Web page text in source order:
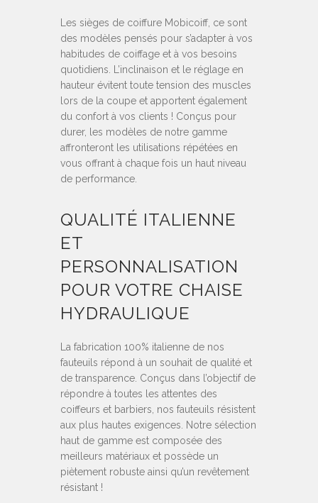
Les sièges de coiffure Mobicoiff, ce sont
des modèles pensés pour s’adapter à vos
habitudes de coiffage et à vos besoins
quotidiens. L’inclinaison et le réglage en
hauteur évitent toute tension des muscles
lors de la coupe et apportent également
du confort à vos clients ! Conçus pour
durer, les modèles de notre gamme
affronteront les utilisations répétées en
vous offrant à chaque fois un haut niveau
de performance.
QUALITÉ ITALIENNE
ET
PERSONNALISATION
POUR VOTRE CHAISE
HYDRAULIQUE
La fabrication 100% italienne de nos
fauteuils répond à un souhait de qualité et
de transparence. Conçus dans l’objectif de
répondre à toutes les attentes des
coiffeurs et barbiers, nos fauteuils résistent
aux plus hautes exigences. Notre sélection
haut de gamme est composée des
meilleurs matériaux et possède un
piètement robuste ainsi qu’un revêtement
résistant !